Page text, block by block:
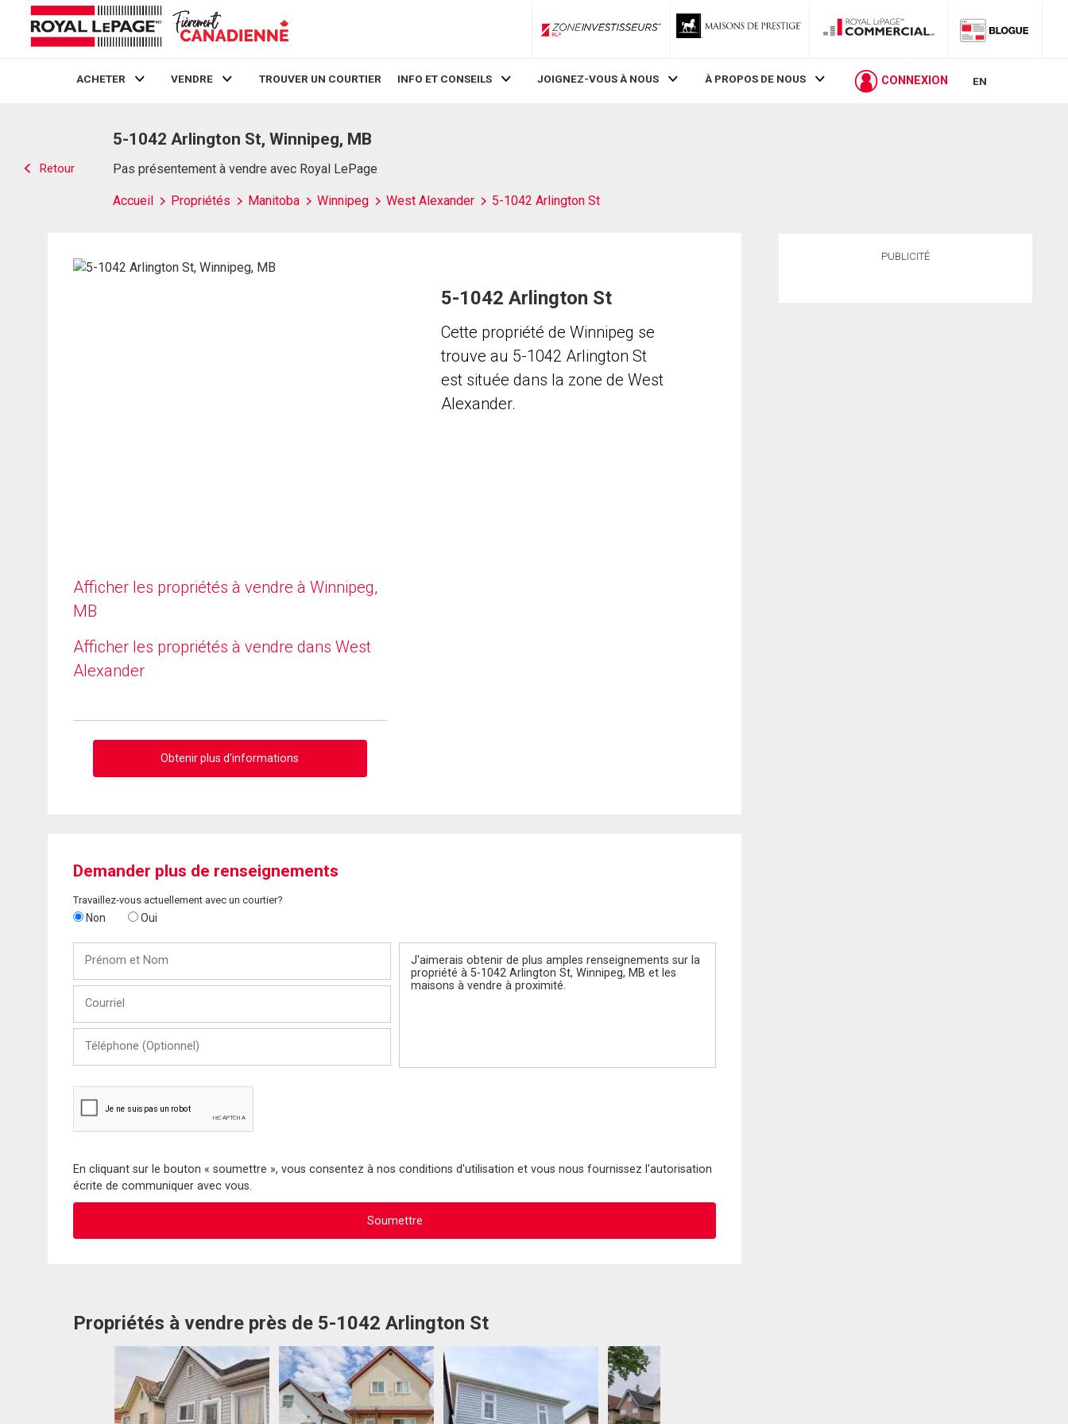
ZoneInvestisseurs RLP
ACHETER VENDRE TROUVER UN COURTIER INFO ET CONSEILS JOIGNEZ-VOUS À NOUS À PROPOS DE NOUS CONNEXION EN
Retour
5-1042 Arlington St, Winnipeg, MB
Pas présentement à vendre avec Royal LePage
Accueil Propriétés Manitoba Winnipeg West Alexander 5-1042 Arlington St
Afficher les propriétés à vendre à Winnipeg,
MB
Afficher les propriétés à vendre dans West
Alexander
Obtenir plus d'informations
5-1042 Arlington St
Cette propriété de Winnipeg se
trouve au 5-1042 Arlington St
est située dans la zone de West
Alexander.
Demander plus de renseignements
Travaillez-vous actuellement avec un courtier?
Non Oui
Nom
(Optionnel)
En cliquant sur le bouton « soumettre », vous consentez à nos conditions d'utilisation et vous nous fournissez l'autorisation
écrite de communiquer avec vous.
Propriétés à vendre près de 5-1042 Arlington St
PUBLICITÉ